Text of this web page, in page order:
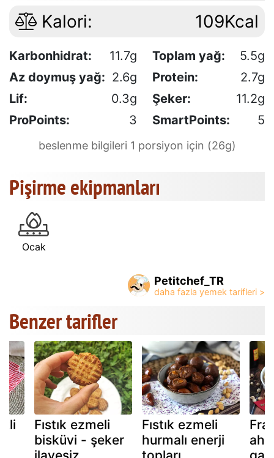
Kalori: 109Kcal
Karbonhidrat: 11.7g Toplam yağ:
5.5g
Az doymuş yağ: 2.6g Protein:
2.7g
Lif:
0.3g Şeker:
11.2g
ProPoints:
3 SmartPoints: 5
beslenme bilgileri 1 porsiyon için (26g)
Pişirme ekipmanları
Ocak
Petitchef_TR
Benzer tarifler
Fıstık ezmeli
bisküvi - şeker
Fıstık ezmeli
hurmalı enerji